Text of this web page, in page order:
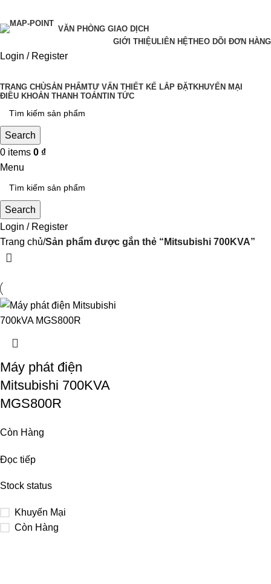
VĂN PHÒNG GIAO DỊCH
GIỚI THIỆULIÊN HỆTHEO DÕI ĐƠN HÀNG
Login / Register
TRANG CHỦSẢN PHẨMTƯ VẤN THIẾT KẾ LẮP ĐẶTKHUYẾN MẠI
ĐIỀU KHOẢN THANH TOÁNTIN TỨC
Search
0 items 0 ₫
Menu
Search
Login / Register
Stock status
Khuyến Mại
Còn Hàng
Trang chủ Sản phẩm được gắn thẻ “Mitsubishi 700KVA”
Máy phát điện
Mitsubishi 700KVA
MGS800R
Còn Hàng
Đọc tiếp